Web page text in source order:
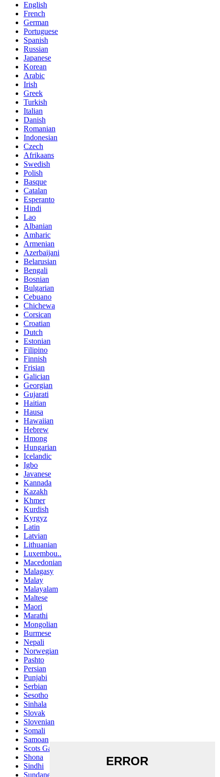
English
French
German
Portuguese
Spanish
Russian
Japanese
Korean
Arabic
Irish
Greek
Turkish
Italian
Danish
Romanian
Indonesian
Czech
Afrikaans
Swedish
Polish
Basque
Catalan
Esperanto
Hindi
Lao
Albanian
Amharic
Armenian
Azerbaijani
Belarusian
Bengali
Bosnian
Bulgarian
Cebuano
Chichewa
Corsican
Croatian
Dutch
Estonian
Filipino
Finnish
Frisian
Galician
Georgian
Gujarati
Haitian
Hausa
Hawaiian
Hebrew
Hmong
Hungarian
Icelandic
Igbo
Javanese
Kannada
Kazakh
Khmer
Kurdish
Kyrgyz
Latin
Latvian
Lithuanian
Luxembou..
Macedonian
Malagasy
Malay
Malayalam
Maltese
Maori
Marathi
Mongolian
Burmese
Nepali
Norwegian
Pashto
Persian
Punjabi
Serbian
Sesotho
Sinhala
Slovak
Slovenian
Somali
Samoan
Scots Gaelic
Shona
Sindhi
Sundanese